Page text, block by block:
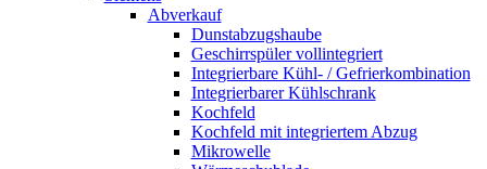
Abverkauf
Dunstabzugshaube
Geschirrspüler vollintegriert
Integrierbare Kühl- / Gefrierkombination
Integrierbarer Kühlschrank
Kochfeld
Kochfeld mit integriertem Abzug
Mikrowelle